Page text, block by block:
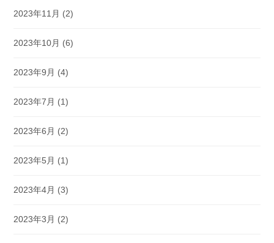
2023年11月 (2)
2023年10月 (6)
2023年9月 (4)
2023年7月 (1)
2023年6月 (2)
2023年5月 (1)
2023年4月 (3)
2023年3月 (2)